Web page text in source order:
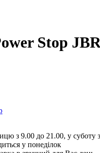
Stop
з 9.00 до 21.00, у суботу
у понеділок